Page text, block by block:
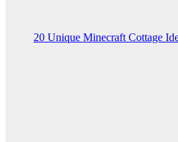
20 Unique Minecraft Cottage